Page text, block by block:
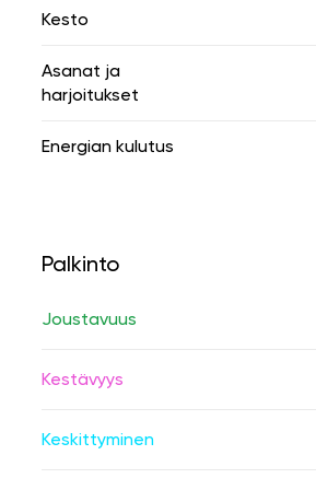
Kesto
Asanat ja
harjoitukset
Energian kulutus
Palkinto
Joustavuus
Kestävyys
Keskittyminen